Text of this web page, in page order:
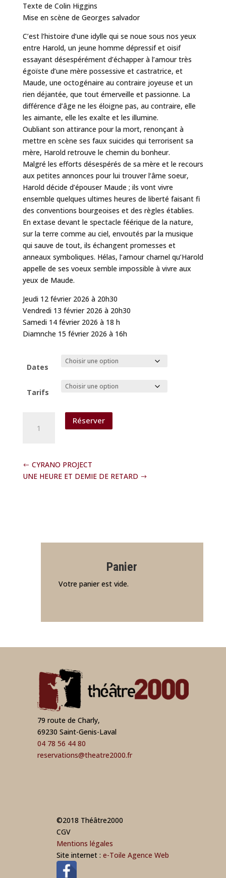
Texte de Colin Higgins
Mise en scène de Georges salvador
C’est l’histoire d’une idylle qui se noue sous nos yeux
entre Harold, un jeune homme dépressif et oisif
essayant désespérément d’échapper à l’amour très
égoïste d’une mère possessive et castratrice, et
Maude, une octogénaire au contraire joyeuse et un
rien déjantée, que tout émerveille et passionne. La
différence d’âge ne les éloigne pas, au contraire, elle
les aimante, elle les exalte et les illumine.
Oubliant son attirance pour la mort, renonçant à
mettre en scène ses faux suicides qui terrorisent sa
mère, Harold retrouve le chemin du bonheur.
Malgré les efforts désespérés de sa mère et le recours
aux petites annonces pour lui trouver l’âme soeur,
Harold décide d’épouser Maude ; ils vont vivre
ensemble quelques ultimes heures de liberté faisant fi
des conventions bourgeoises et des règles établies.
En extase devant le spectacle féérique de la nature,
sur la terre comme au ciel, envoutés par la musique
qui sauve de tout, ils échangent promesses et
anneaux symboliques. Hélas, l’amour charnel qu’Harold
appelle de ses voeux semble impossible à vivre aux
yeux de Maude.
Jeudi 12 février 2026 à 20h30
Vendredi 13 février 2026 à 20h30
Samedi 14 février 2026 à 18 h
Diamnche 15 février 2026 à 16h
Dates
Tarifs
MAUDE
Réserver
CYRANO PROJECT
UNE HEURE ET DEMIE DE RETARD
Panier
Votre panier est vide.
79 route de Charly,
69230 Saint-Genis-Laval
04 78 56 44 80
reservations@theatre2000.fr
©2018 Théâtre2000
CGV
Mentions légales
Site internet :e-Toile Agence Web